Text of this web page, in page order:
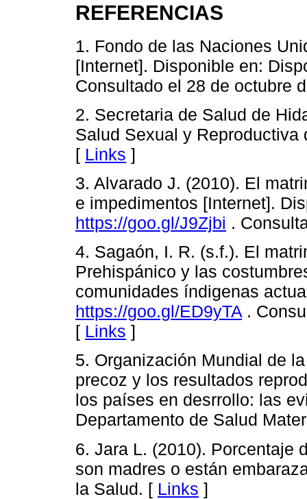
REFERENCIAS
1. Fondo de las Naciones
[Internet]. Disponible en:
Consultado el 28 de octubre
2. Secretaria de Salud de
Salud Sexual y
[ Links ]
3. Alvarado J. (2010). El
e impedimentos [Internet].
https://goo.gl/J9Zjbi .
4. Sagaón, I. R. (s.f.). El
Prehispánico y las
comunidades índigenas
https://goo.gl/ED9yTA .
[ Links ]
5. Organización Mundial de
precoz y los resultados
los países en desrrollo: las
Departamento de Salud
6. Jara L. (2010). Porcentaje
son madres o están
la Salud. [ Links ]